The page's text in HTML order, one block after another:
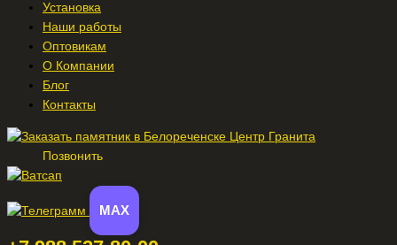
Установка
Наши работы
Оптовикам
О Компании
Блог
Контакты
Позвонить
MAX